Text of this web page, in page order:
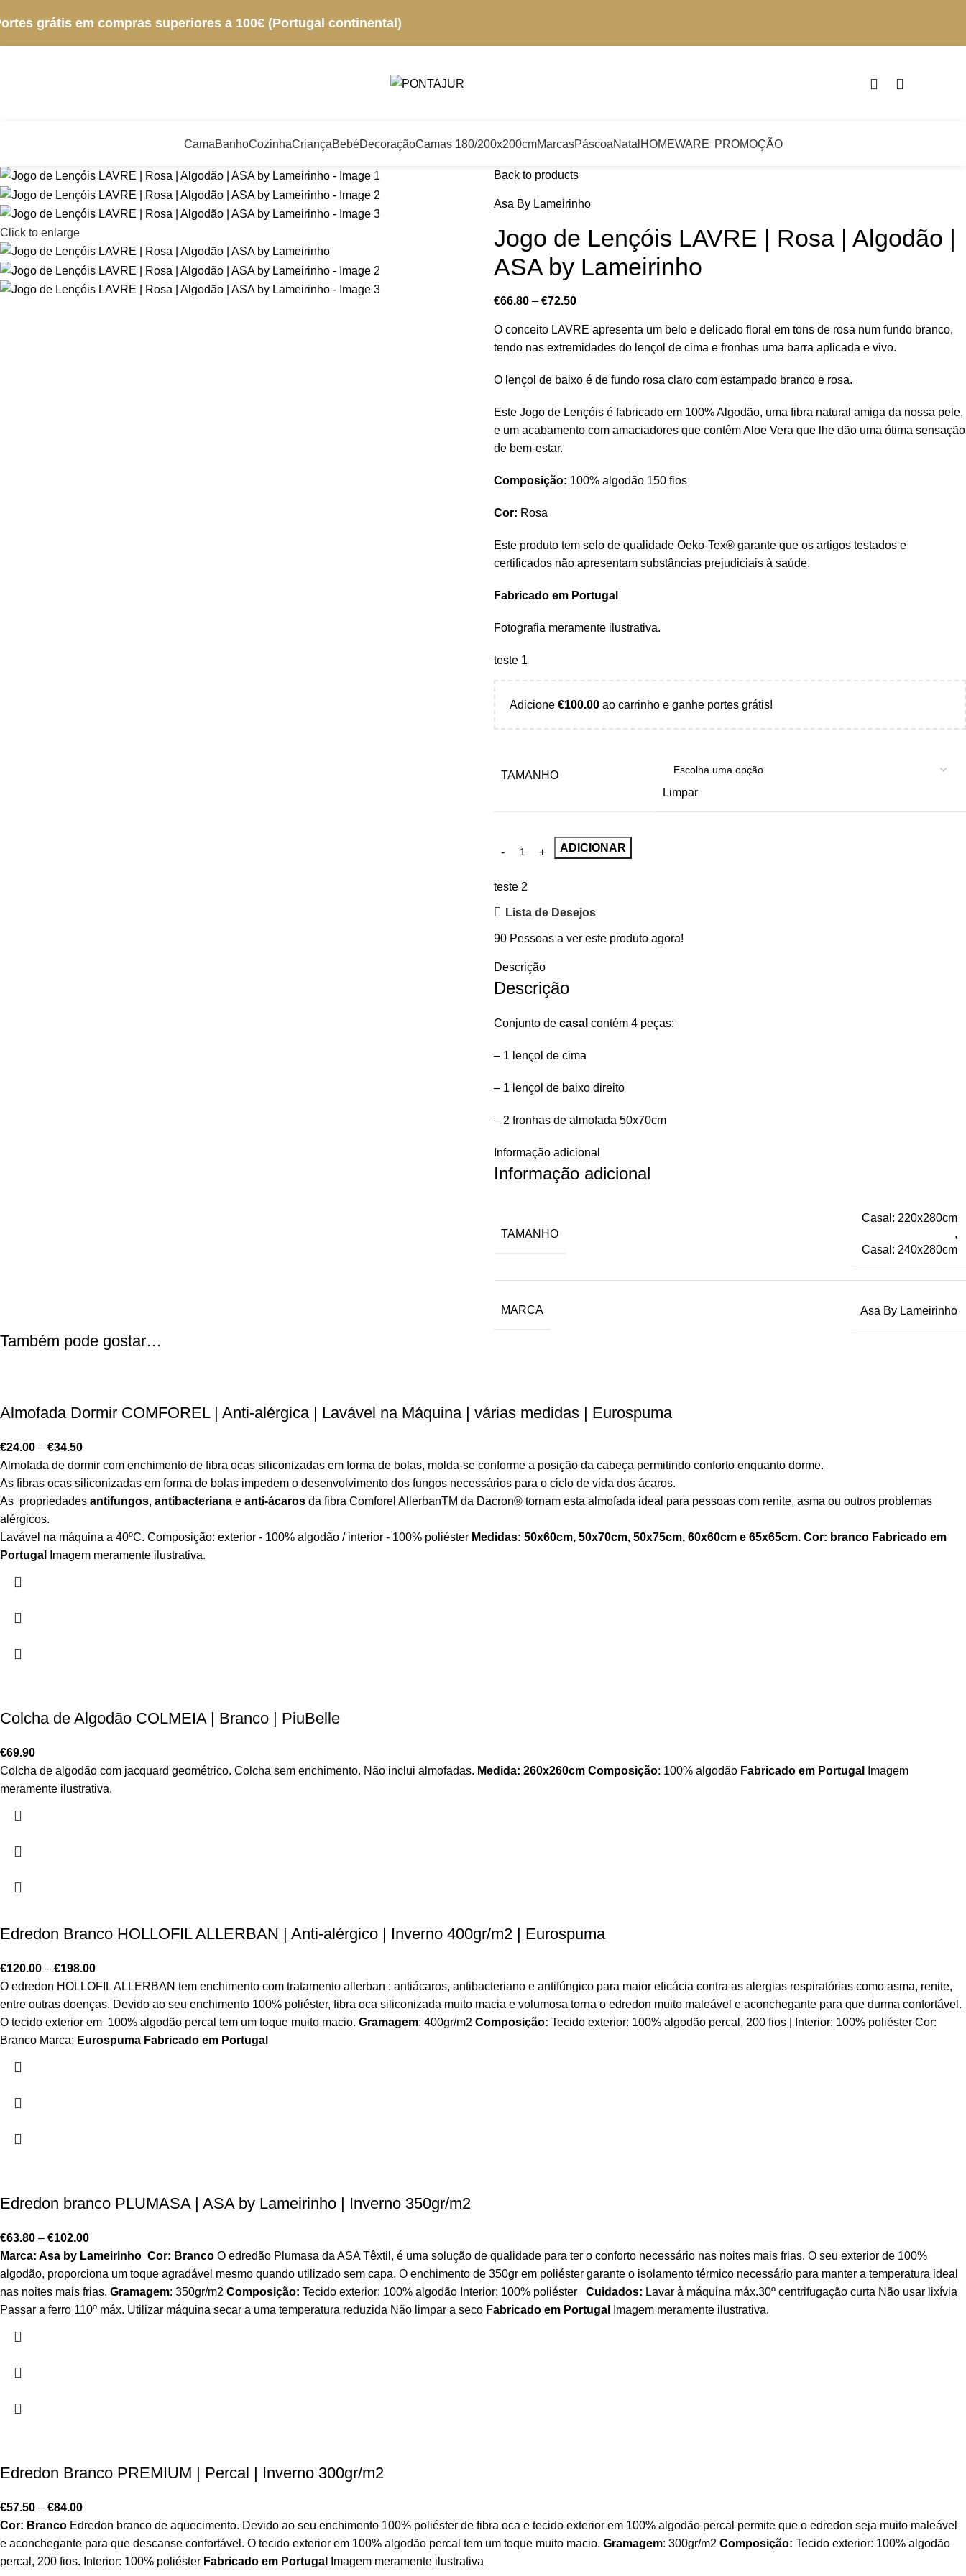
grátis em compras superiores a 100€ (Portugal continental)
CamaBanhoCozinhaCriançaBebéDecoraçãoCamas 180/200x200cmMarcasPáscoaNatal HOMEWARE PROMOÇÃO
Click to enlarge
Back to products
Asa By Lameirinho
Jogo de Lençóis LAVRE | Rosa | Algodão |
ASA by Lameirinho
€66.80 – €72.50
O conceito LAVRE apresenta um belo e delicado floral em tons de rosa num fundo branco,
tendo nas extremidades do lençol de cima e fronhas uma barra aplicada e vivo.
O lençol de baixo é de fundo rosa claro com estampado branco e rosa.
Este Jogo de Lençóis é fabricado em 100% Algodão, uma fibra natural amiga da nossa pele,
e um acabamento com amaciadores que contêm Aloe Vera que lhe dão uma ótima sensação
de bem-estar.
Composição: 100% algodão 150 fios
Cor: Rosa
Este produto tem selo de qualidade Oeko-Tex® garante que os artigos testados e
certificados não apresentam substâncias prejudiciais à saúde.
Fabricado em Portugal
Fotografia meramente ilustrativa.
teste 1
Adicione €100.00 ao carrinho e ganhe portes grátis!
TAMANHO
Limpar
ADICIONAR
teste 2
Lista de Desejos
90 Pessoas a ver este produto agora!
Descrição
Descrição
Conjunto de casal contém 4 peças:
– 1 lençol de cima
– 1 lençol de baixo direito
– 2 fronhas de almofada 50x70cm
Informação adicional
Informação adicional
TAMANHO
Casal: 220x280cm
,
Casal: 240x280cm
MARCA Asa By Lameirinho
Também pode gostar…
Almofada Dormir COMFOREL | Anti-alérgica | Lavável na Máquina | várias medidas | Eurospuma
€24.00 – €34.50
Almofada de dormir com enchimento de fibra ocas siliconizadas em forma de bolas, molda-se conforme a posição da cabeça permitindo conforto enquanto dorme.
As fibras ocas siliconizadas em forma de bolas impedem o desenvolvimento dos fungos necessários para o ciclo de vida dos ácaros.
As propriedades antifungos, antibacteriana e anti-ácaros da fibra Comforel AllerbanTM da Dacron® tornam esta almofada ideal para pessoas com renite, asma ou outros problemas
alérgicos.
Lavável na máquina a 40ºC. Composição: exterior - 100% algodão / interior - 100% poliéster Medidas: 50x60cm, 50x70cm, 50x75cm, 60x60cm e 65x65cm. Cor: branco Fabricado em
Portugal
Imagem meramente ilustrativa.
Colcha de Algodão COLMEIA | Branco | PiuBelle
€69.90
Colcha de algodão com jacquard geométrico. Colcha sem enchimento. Não inclui almofadas. Medida: 260x260cm Composição: 100% algodão Fabricado em Portugal
Imagem
meramente ilustrativa.
Edredon Branco HOLLOFIL ALLERBAN | Anti-alérgico | Inverno 400gr/m2 | Eurospuma
€120.00 – €198.00
O edredon HOLLOFIL ALLERBAN tem enchimento com tratamento allerban : antiácaros, antibacteriano e antifúngico para maior eficácia contra as alergias respiratórias como asma, renite,
entre outras doenças. Devido ao seu enchimento 100% poliéster, fibra oca siliconizada muito macia e volumosa torna o edredon muito maleável e aconchegante para que durma confortável.
O tecido exterior em 100% algodão percal tem um toque muito macio. Gramagem: 400gr/m2 Composição: Tecido exterior: 100% algodão percal, 200 fios | Interior: 100% poliéster Cor:
Branco Marca: Eurospuma Fabricado em Portugal
Edredon branco PLUMASA | ASA by Lameirinho | Inverno 350gr/m2
€63.80 – €102.00
Marca: Asa by Lameirinho Cor: Branco O edredão Plumasa da ASA Têxtil, é uma solução de qualidade para ter o conforto necessário nas noites mais frias. O seu exterior de 100%
algodão, proporciona um toque agradável mesmo quando utilizado sem capa. O enchimento de 350gr em poliéster garante o isolamento térmico necessário para manter a temperatura ideal
nas noites mais frias. Gramagem: 350gr/m2 Composição: Tecido exterior: 100% algodão Interior: 100% poliéster Cuidados: Lavar à máquina máx.30º centrifugação curta Não usar lixívia
Passar a ferro 110º máx. Utilizar máquina secar a uma temperatura reduzida Não limpar a seco Fabricado em Portugal Imagem meramente ilustrativa.
Edredon Branco PREMIUM | Percal | Inverno 300gr/m2
€57.50 – €84.00
Cor: Branco Edredon branco de aquecimento. Devido ao seu enchimento 100% poliéster de fibra oca e tecido exterior em 100% algodão percal permite que o edredon seja muito maleável
e aconchegante para que descanse confortável. O tecido exterior em 100% algodão percal tem um toque muito macio. Gramagem: 300gr/m2 Composição: Tecido exterior: 100% algodão
percal, 200 fios. Interior: 100% poliéster Fabricado em Portugal Imagem meramente ilustrativa